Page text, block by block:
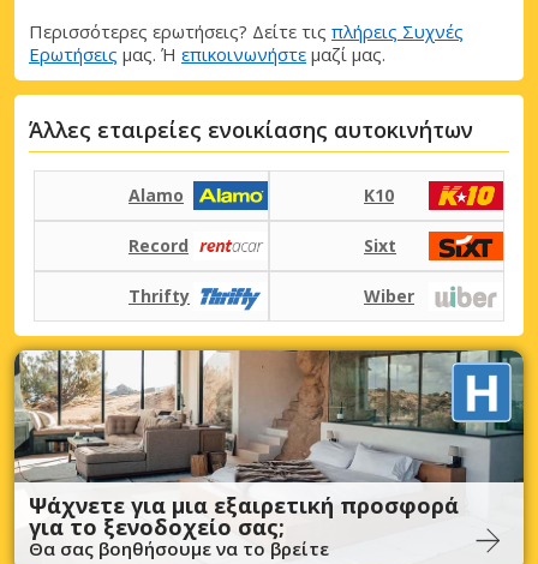
Περισσότερες ερωτήσεις? Δείτε τις πλήρεις Συχνές
Ερωτήσεις μας. Ή επικοινωνήστε μαζί μας.
Άλλες εταιρείες ενοικίασης αυτοκινήτων
Alamo K10
Record Sixt
Thrifty Wiber
Ψάχνετε για μια εξαιρετική προσφορά
για το ξενοδοχείο σας;
Θα σας βοηθήσουμε να το βρείτε